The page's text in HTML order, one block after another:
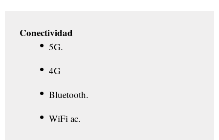
Conectividad
5G.
4G
Bluetooth.
WiFi ac.